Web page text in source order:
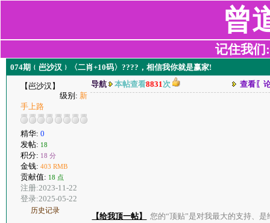
曾
记住我们
074期﹛岜沙汉﹜〈二肖+10码〉????，相信我你就是赢家!
【岜沙汉】
级别: 新
手上路
精华: 0
发帖: 18
积分: 18 分
金钱: 403 RMB
贡献值: 18 点
注册:2023-11-22
登录:2025-05-22
历史记录
导航 本帖查看8831次 查看〖
【给我顶一帖】 您的“顶贴”是对我最大的支持、